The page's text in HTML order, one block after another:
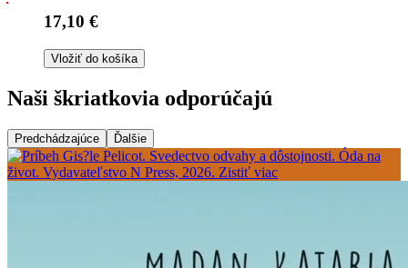
17,10 €
Vložiť do košíka
Naši škriatkovia odporúčajú
Predchádzajúce Ďalšie